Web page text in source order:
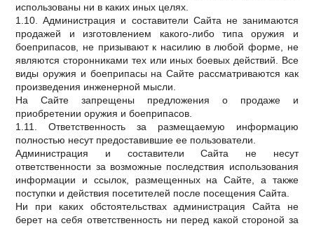
использованы ни в каких иных целях.
1.10. Администрация и составители Сайта не занимаются
продажей и изготовлением какого-либо типа оружия и
боеприпасов, не призывают к насилию в любой форме, не
являются сторонниками тех или иных боевых действий. Все
виды оружия и боеприпасы на Сайте рассматриваются как
произведения инженерной мысли.
На Сайте запрещены предложения о продаже и
приобретении оружия и боеприпасов.
1.11. Ответственность за размещаемую информацию
полностью несут предоставившие ее пользователи.
Администрация и составители Сайта не несут
ответственности за возможные последствия использования
информации и ссылок, размещенных на Сайте, а также
поступки и действия посетителей после посещения Сайта.
Ни при каких обстоятельствах администрация Сайта не
берет на себя ответственность ни перед какой стороной за